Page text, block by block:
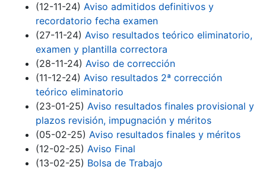
(12-11-24) Aviso admitidos definitivos y
recordatorio fecha examen
(27-11-24) Aviso resultados teórico eliminatorio,
examen y plantilla correctora
(28-11-24) Aviso de corrección
(11-12-24) Aviso resultados 2ª corrección
teórico eliminatorio
(23-01-25) Aviso resultados finales provisional y
plazos revisión, impugnación y méritos
(05-02-25) Aviso resultados finales y méritos
(12-02-25) Aviso Final
(13-02-25) Bolsa de Trabajo